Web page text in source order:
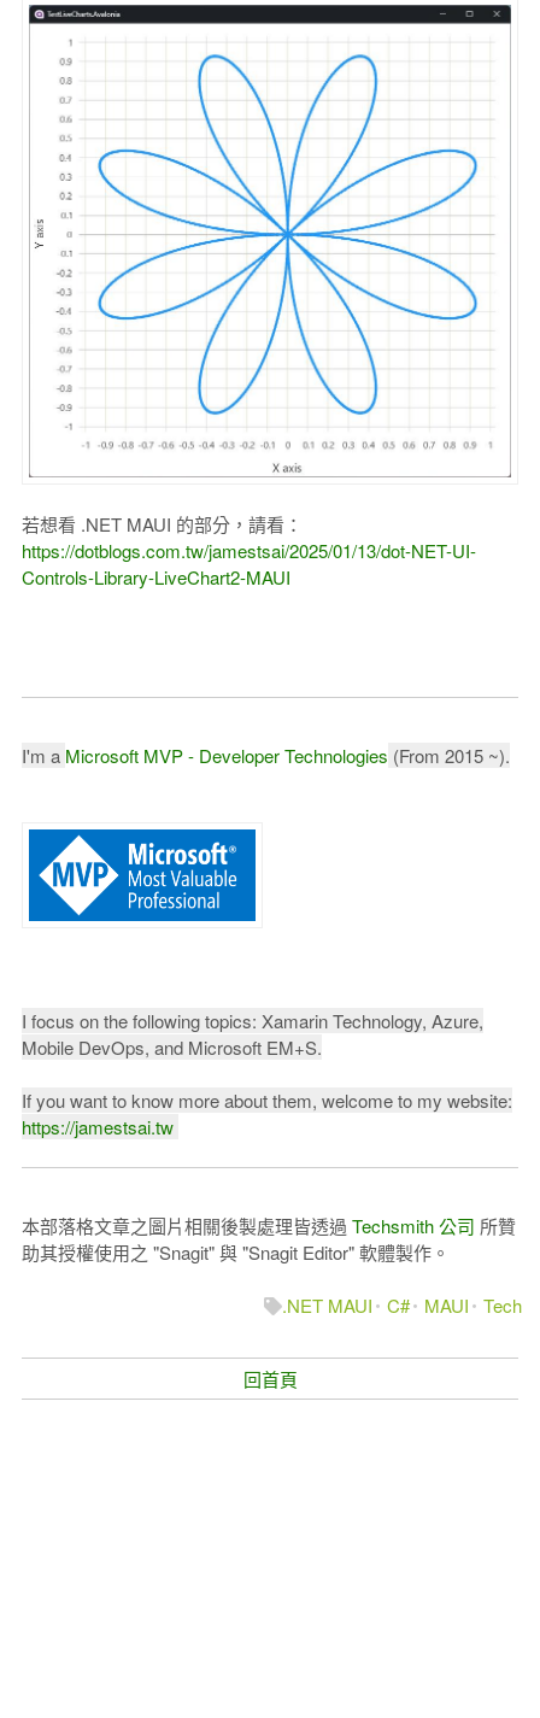
若想看 .NET MAUI 的部分，請看：
https://dotblogs.com.tw/jamestsai/2025/01/13/dot-NET-UI-
Controls-Library-LiveChart2-MAUI
I'm a Microsoft MVP - Developer Technologies (From 2015 ~).
I focus on the following topics: Xamarin Technology, Azure,
Mobile DevOps, and Microsoft EM+S.
If you want to know more about them, welcome to my website:
https://jamestsai.tw
本部落格文章之圖片相關後製處理皆透過 Techsmith 公司 所贊
助其授權使用之 "Snagit" 與 "Snagit Editor" 軟體製作。
.NET MAUI C# MAUI Tech
回首頁